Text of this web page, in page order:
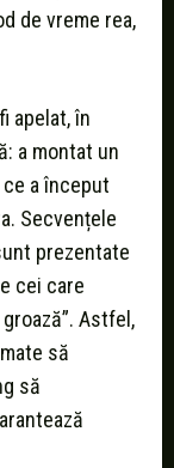
de vreme rea,
apelat, în
a montat un
a început
Secvențele
prezentate
cei care
Astfel,
să
să